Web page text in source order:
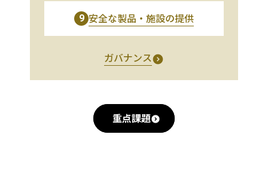
9 安全な製品・施設の提供
ガバナンス
重点課題